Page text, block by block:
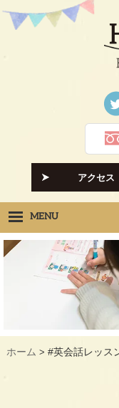
アクセス
MENU
Heartの想い HOPE
クラス紹介 CLASS
INSTRUCTORS
ギャラリー GALLERY
ホーム > #英会話レッス